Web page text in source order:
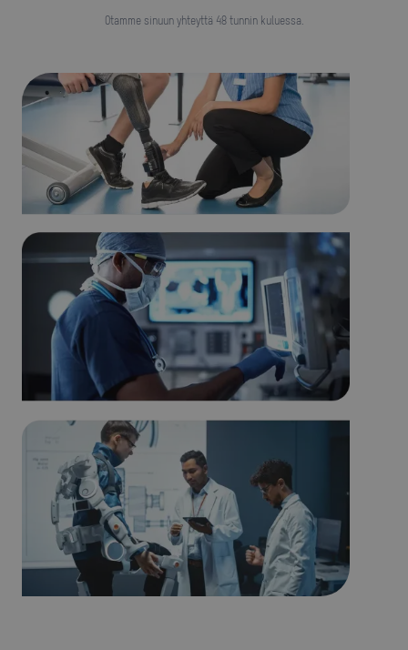
Otamme sinuun yhteyttä 48 tunnin kuluessa.